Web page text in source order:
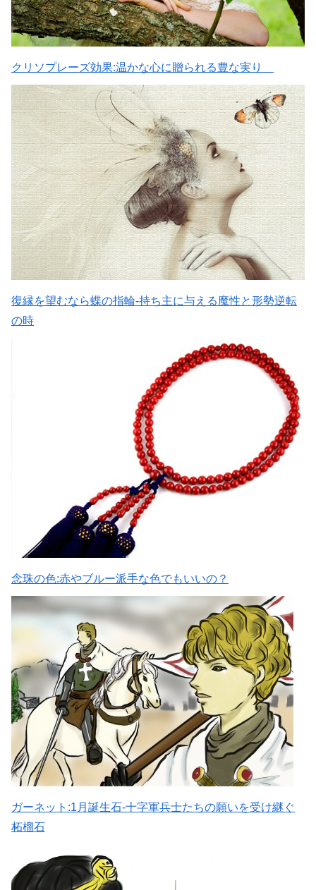
クリソプレーズ効果:温かな心に贈られる豊な実り
復縁を望むなら蝶の指輪-持ち主に与える魔性と形勢逆転
の時
念珠の色:赤やブルー派手な色でもいいの？
ガーネット:1月誕生石-十字軍兵士たちの願いを受け継ぐ
柘榴石